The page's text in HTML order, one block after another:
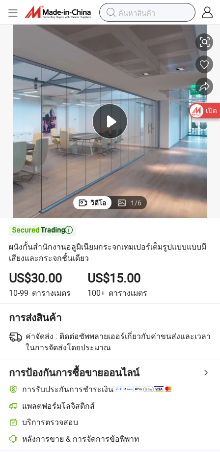
ผนังกั้นสำนักงานอลูมิเนียมกระจกเทมเปอร์เต็มรูปแบบแบบมีเสียงและกระจ
วิดีโอ 1/6

ผนังกั้นสำนักงานอลูมิเนียมกระจกเทมเปอร์เต็มรูปแบบแบบมี
เสียงและกระจกชั้นเดียว
US$30.00
10-99 ตารางเมตร
US$15.00
100+ ตารางเมตร
การส่งสินค้า
ค่าจัดส่ง : ติดต่อซัพพลายเออร์เกี่ยวกับค่าขนส่งและเวลา
ในการจัดส่งโดยประมาณ
การป้องกันการซื้อขายออนไลน์
การรับประกันการชำระเงิน
แพลตฟอร์มโลจิสติกส์
การติดตามการจัดส่งที่ชัดเจนยิ่งขึ้นด้วยการขนส่งที่รองรับโดยแพลตฟอ
บริการตรวจสอบ
การตรวจสอบก่อนการจัดส่งแบบเลือกได้สำหรับการตรวจสอบคุณภาพ
หลังการขาย & การจัดการข้อพิพาท
การแก้ไขข้อพิพาทที่ช่วยโดยแพลตฟอร์ม รวมถึงการคืนเงินหรือการคืน
เปิด